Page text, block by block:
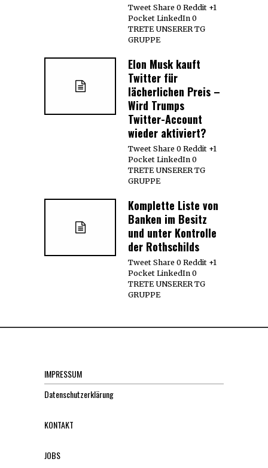
Tweet Share 0 Reddit +1
Pocket LinkedIn 0
TRETE UNSERER TG
GRUPPE
Elon Musk kauft
Twitter für
lächerlichen Preis –
Wird Trumps
Twitter-Account
wieder aktiviert?
Tweet Share 0 Reddit +1
Pocket LinkedIn 0
TRETE UNSERER TG
GRUPPE
Komplette Liste von
Banken im Besitz
und unter Kontrolle
der Rothschilds
Tweet Share 0 Reddit +1
Pocket LinkedIn 0
TRETE UNSERER TG
GRUPPE
IMPRESSUM
Datenschutzerklärung
KONTAKT
JOBS